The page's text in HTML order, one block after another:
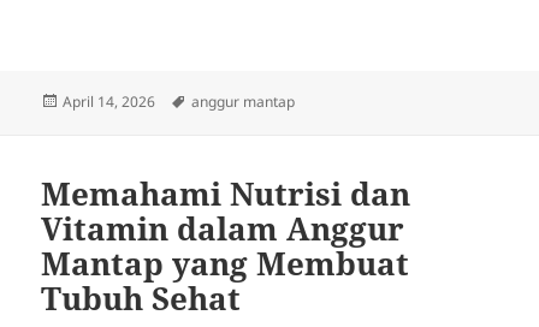
Posted
April 14, 2026 Tags
anggur mantap
Memahami Nutrisi dan
Vitamin dalam Anggur
Mantap yang Membuat
Tubuh Sehat